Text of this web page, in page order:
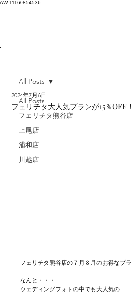
AW-11160854536
All Posts
フェリチタ熊谷店
上尾店
浦和店
川越店
All Posts
フェリチタ大人気プランが15％OFF
2024年7月6日
フェリチタ熊谷店の７月８月のお得なプ
なんと・・・
ウェディングフォトの中でも大人気の